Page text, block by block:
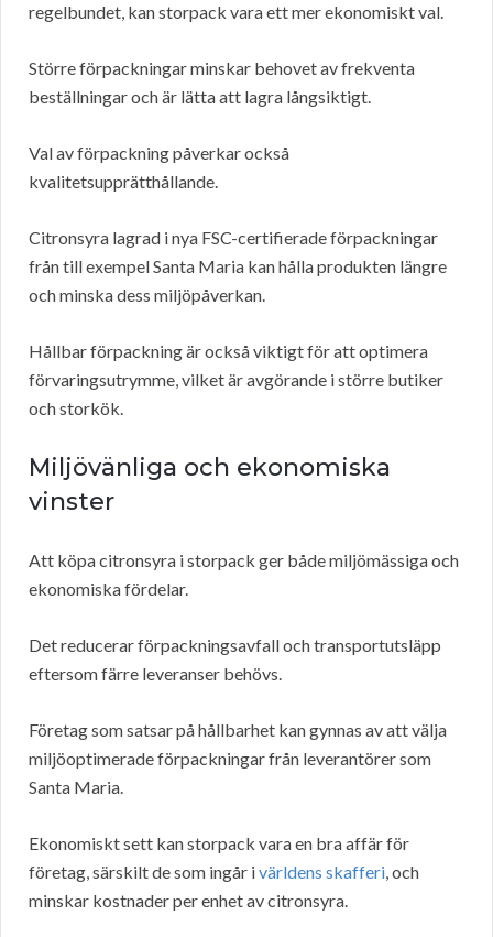
regelbundet, kan storpack vara ett mer ekonomiskt val.
Större förpackningar minskar behovet av frekventa
beställningar och är lätta att lagra långsiktigt.
Val av förpackning påverkar också
kvalitetsupprätthållande.
Citronsyra lagrad i nya FSC-certifierade förpackningar
från till exempel Santa Maria kan hålla produkten längre
och minska dess miljöpåverkan.
Hållbar förpackning är också viktigt för att optimera
förvaringsutrymme, vilket är avgörande i större butiker
och storkök.
Miljövänliga och ekonomiska
vinster
Att köpa citronsyra i storpack ger både miljömässiga och
ekonomiska fördelar.
Det reducerar förpackningsavfall och transportutsläpp
eftersom färre leveranser behövs.
Företag som satsar på hållbarhet kan gynnas av att välja
miljöoptimerade förpackningar från leverantörer som
Santa Maria.
Ekonomiskt sett kan storpack vara en bra affär för
företag, särskilt de som ingår ivärldens skafferi, och
minskar kostnader per enhet av citronsyra.